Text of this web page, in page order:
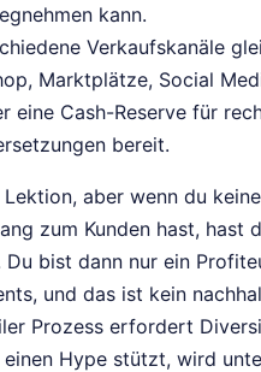
kann.
Verkaufskanäle
Marktplätze, Social
eine Cash-Reserve für
bereit.
aber wenn du
zum Kunden hast, hast
Du bist dann nur ein
und das ist kein
Prozess erfordert
Hype stützt, wird